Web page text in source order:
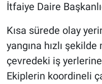
İtfaiye Daire
Kısa sürede olay
yangına hızlı
çevredeki iş yerlerine
Ekiplerin koordineli